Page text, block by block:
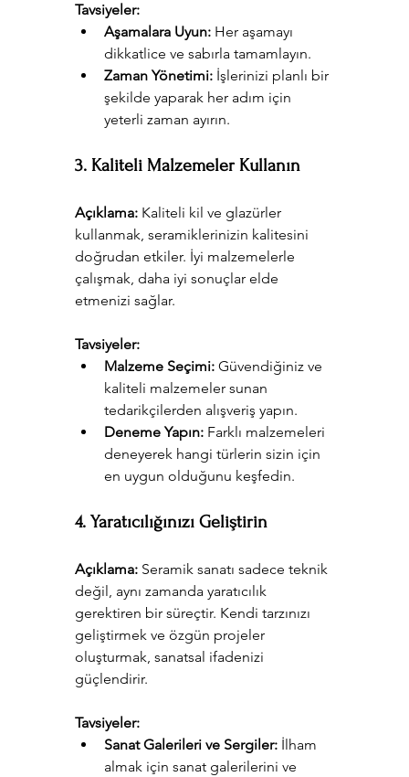
Tavsiyeler:
Aşamalara Uyun: Her aşamayı
dikkatlice ve sabırla tamamlayın.
Zaman Yönetimi: İşlerinizi planlı bir
şekilde yaparak her adım için
yeterli zaman ayırın.
3. Kaliteli Malzemeler Kullanın
Açıklama: Kaliteli kil ve glazürler
kullanmak, seramiklerinizin kalitesini
doğrudan etkiler. İyi malzemelerle
çalışmak, daha iyi sonuçlar elde
etmenizi sağlar.
Tavsiyeler:
Malzeme Seçimi: Güvendiğiniz ve
kaliteli malzemeler sunan
tedarikçilerden alışveriş yapın.
Deneme Yapın: Farklı malzemeleri
deneyerek hangi türlerin sizin için
en uygun olduğunu keşfedin.
4. Yaratıcılığınızı Geliştirin
Açıklama: Seramik sanatı sadece teknik
değil, aynı zamanda yaratıcılık
gerektiren bir süreçtir. Kendi tarzınızı
geliştirmek ve özgün projeler
oluşturmak, sanatsal ifadenizi
güçlendirir.
Tavsiyeler:
Sanat Galerileri ve Sergiler: İlham
almak için sanat galerilerini ve